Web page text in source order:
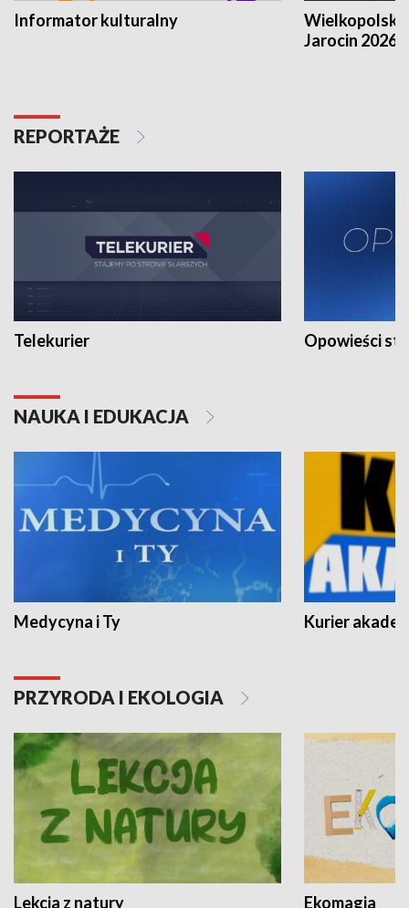
Informator kulturalny
Jarocin 2026
REPORTAŻE
Telekurier Opowieści
NAUKA I EDUKACJA
Medycyna i Ty Kurier
PRZYRODA I EKOLOGIA
Lekcja z natury Ekomagia